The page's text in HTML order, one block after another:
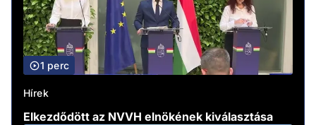
1 perc
Hírek
Elkezdődött az NVVH elnökének kiválasztása